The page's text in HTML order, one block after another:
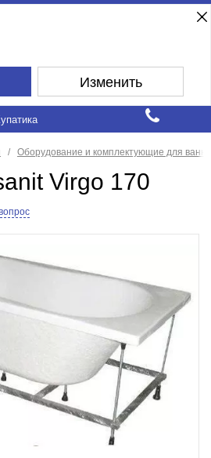
Изменить
Оборудование и комплектующие для ванн
Virgo 170